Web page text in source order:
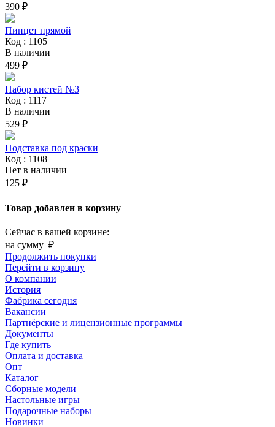
390 ₽
Пинцет прямой
Код : 1105
В наличии
499 ₽
Набор кистей №3
Код : 1117
В наличии
529 ₽
Подставка под краски
Код : 1108
Нет в наличии
125 ₽
Товар добавлен в корзину
Сейчас в вашей корзине:
на сумму ₽
Продолжить покупки
Перейти в корзину
О компании
История
Фабрика сегодня
Вакансии
Партнёрские и лицензионные программы
Документы
Где купить
Оплата и доставка
Опт
Каталог
Сборные модели
Настольные игры
Подарочные наборы
Новинки